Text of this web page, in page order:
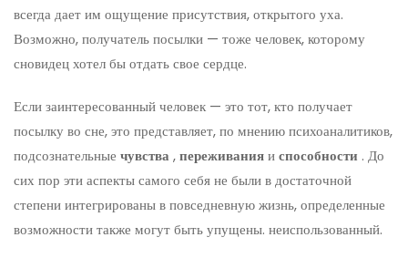
всегда дает им ощущение присутствия, открытого уха.
Возможно, получатель посылки — тоже человек, которому
сновидец хотел бы отдать свое сердце.
Если заинтересованный человек — это тот, кто получает
посылку во сне, это представляет, по мнению психоаналитиков,
подсознательные чувства ,переживанияиспособности . До
сих пор эти аспекты самого себя не были в достаточной
степени интегрированы в повседневную жизнь, определенные
возможности также могут быть упущены. неиспользованный.